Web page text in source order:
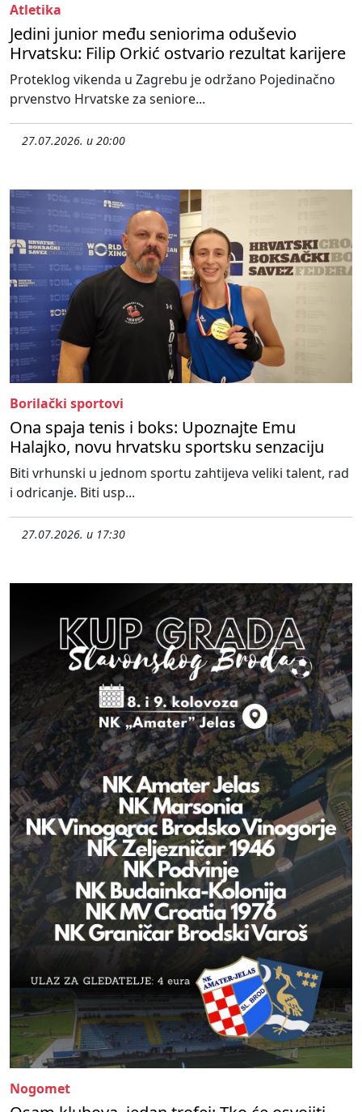
Atletika
Jedini junior među seniorima oduševio
Hrvatsku: Filip Orkić ostvario rezultat karijere
Proteklog vikenda u Zagrebu je održano Pojedinačno
prvenstvo Hrvatske za seniore...
27.07.2026. u 20:00
Borilački sportovi
Ona spaja tenis i boks: Upoznajte Emu
Halajko, novu hrvatsku sportsku senzaciju
Biti vrhunski u jednom sportu zahtijeva veliki talent, rad
i odricanje. Biti usp...
27.07.2026. u 17:30
Nogomet